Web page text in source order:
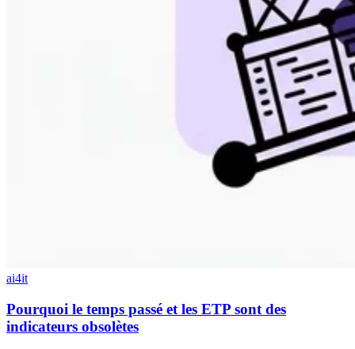
ai4it
Pourquoi le temps passé et les ETP sont des
indicateurs obsolètes